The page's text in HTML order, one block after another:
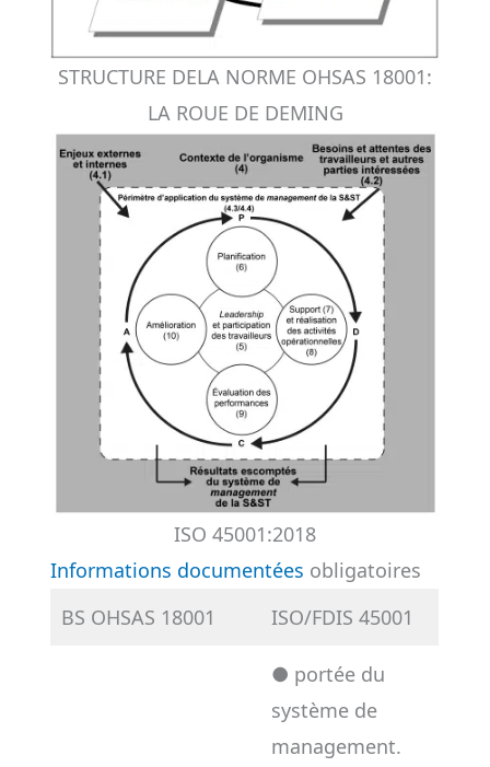
STRUCTURE DELA NORME OHSAS 18001:
LA ROUE DE DEMING
ISO 45001:2018
Informations documentées obligatoires
BS OHSAS 18001
ISO/FDIS 45001
● portée du
système de
management.